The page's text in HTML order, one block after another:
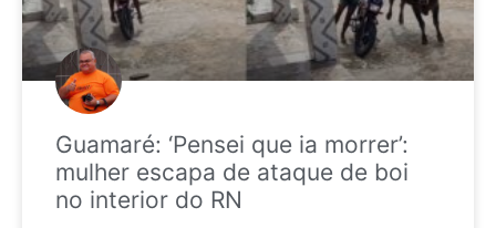
Guamaré: ‘Pensei que ia morrer’:
mulher escapa de ataque de boi
no interior do RN